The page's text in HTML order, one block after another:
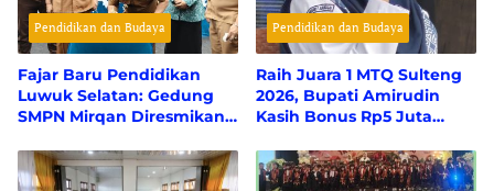
Pendidikan dan Budaya
Fajar Baru Pendidikan
Luwuk Selatan: Gedung
SMPN Mirqan Diresmikan,
Generasi Berdaya Saing
Global
Pendidikan dan Budaya
Raih Juara 1 MTQ Sulteng
2026, Bupati Amirudin
Kasih Bonus Rp5 Juta
Banggai, Kepala Sekolah
Dapat Umrah